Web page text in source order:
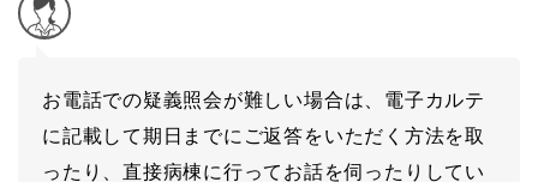
お電話での疑義照会が難しい場合は、電子カルテ
に記載して期日までにご返答をいただく方法を取
ったり、直接病棟に行ってお話を伺ったりしてい